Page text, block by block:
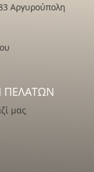
Αργυρούπολη
ΠΕΛΑΤΏΝ
μας